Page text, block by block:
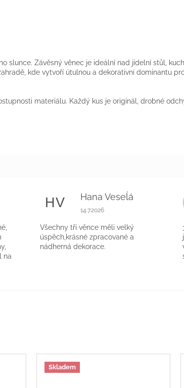
Skladem
slunce. Závěsný věnec je ideální nad jídelní stůl,
kde vytvoří útulnou a dekorativní dominantu
materiálu. Každý kus je originál, drobné
je 5 z 5 hvězdiček.
na
HV Hana Veseĺá
Hodnocení obchodu je 5 z 5
14.7.2026
Všechny tři věnce měli velký
úspěch,krásné zpracované a
nádherná dekorace.